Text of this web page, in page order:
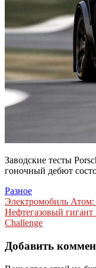
Заводские тесты
гоночный дебют
Разное
Навигация
по
Электромобиль
Нефтегазовый гигант
Challenge
Добавить